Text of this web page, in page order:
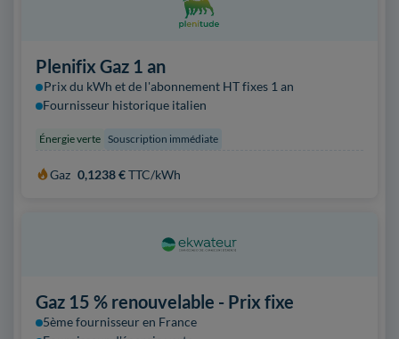
Plenifix Gaz 1 an
Prix du kWh et de l'abonnement HT fixes 1 an
Fournisseur historique italien
Énergie verte Souscription immédiate
Gaz 0,1238 €TTC/kWh
Gaz 15 % renouvelable - Prix fixe
5ème fournisseur en France